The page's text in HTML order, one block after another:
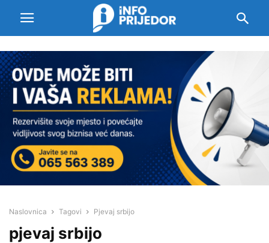
Naslovnica Tagovi Pjevaj srbijo
pjevaj srbijo